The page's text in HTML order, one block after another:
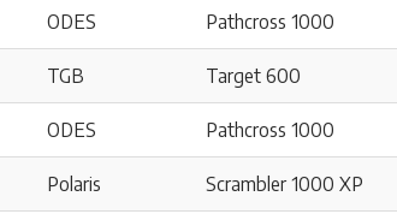
ODES Pathcross 1000
TGB Target 600
ODES Pathcross 1000
Polaris Scrambler 1000 XP